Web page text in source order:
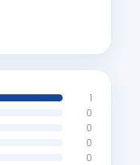
1
0
0
0
0